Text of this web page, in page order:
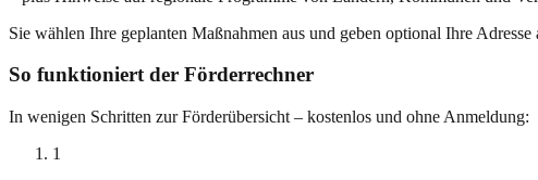
Sie wählen Ihre geplanten Maßnahmen aus und geben optional Ihre
So funktioniert der Förderrechner
In wenigen Schritten zur Förderübersicht – kostenlos und ohne Anmeldung:
1